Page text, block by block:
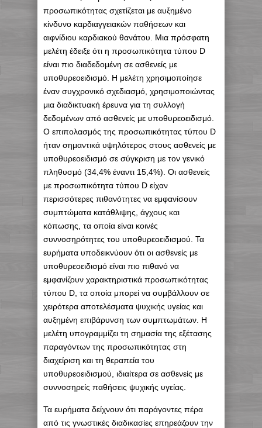
προσωπικότητας σχετίζεται με αυξημένο
κίνδυνο καρδιαγγειακών παθήσεων και
αιφνίδιου καρδιακού θανάτου. Μια πρόσφατη
μελέτη έδειξε ότι η προσωπικότητα τύπου D
είναι πιο διαδεδομένη σε ασθενείς με
υποθυρεοειδισμό. Η μελέτη χρησιμοποίησε
έναν συγχρονικό σχεδιασμό, χρησιμοποιώντας
μια διαδικτυακή έρευνα για τη συλλογή
δεδομένων από ασθενείς με υποθυρεοειδισμό.
Ο επιπολασμός της προσωπικότητας τύπου D
ήταν σημαντικά υψηλότερος στους ασθενείς με
υποθυρεοειδισμό σε σύγκριση με τον γενικό
πληθυσμό (34,4% έναντι 15,4%). Οι ασθενείς
με προσωπικότητα τύπου D είχαν
περισσότερες πιθανότητες να εμφανίσουν
συμπτώματα κατάθλιψης, άγχους και
κόπωσης, τα οποία είναι κοινές
συννοσηρότητες του υποθυρεοειδισμού. Τα
ευρήματα υποδεικνύουν ότι οι ασθενείς με
υποθυρεοειδισμό είναι πιο πιθανό να
εμφανίζουν χαρακτηριστικά προσωπικότητας
τύπου D, τα οποία μπορεί να συμβάλλουν σε
χειρότερα αποτελέσματα ψυχικής υγείας και
αυξημένη επιβάρυνση των συμπτωμάτων. Η
μελέτη υπογραμμίζει τη σημασία της εξέτασης
παραγόντων της προσωπικότητας στη
διαχείριση και τη θεραπεία του
υποθυρεοειδισμού, ιδιαίτερα σε ασθενείς με
συννοσηρείς παθήσεις ψυχικής υγείας.
Τα ευρήματα δείχνουν ότι παράγοντες πέρα ​​
από τις γνωστικές διαδικασίες επηρεάζουν την